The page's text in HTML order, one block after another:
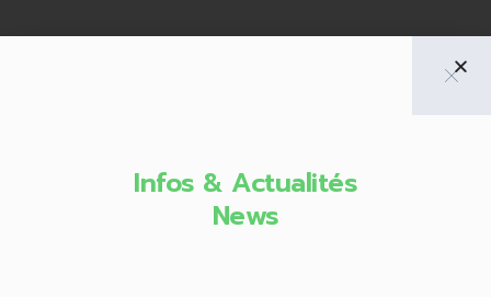
Infos & Actualités
News